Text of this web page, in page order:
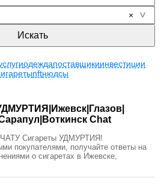
Искать
одеждапоставщикиинвестиции
nftнюдсы
Chat
ЧАТУ Сигареты УДМУРТИЯ!
покупателями, получайте ответы на
о сигаретах в Ижевске,